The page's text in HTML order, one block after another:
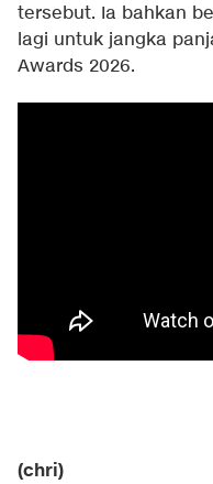
tersebut. Ia bahkan
lagi untuk jangka
Awards 2026.
(chri)